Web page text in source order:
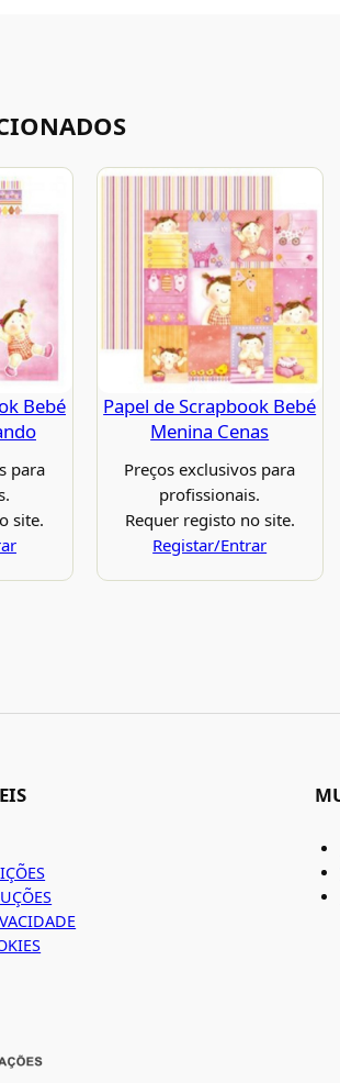
Bebé
para
site.
Papel de Scrapbook Bebé
Menina Cenas
Preços exclusivos para
profissionais.
Requer registo no site.
Registar/Entrar